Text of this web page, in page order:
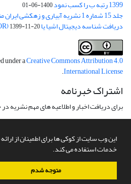
این وب سایت از کوکی ها برای اطمینان از
خدمات استفاده می کند.
متوجه شدم
1399 رتبه ب را کسب نمود 1400-06-01
جلد 15 شماره 1 نشریه آبیاری و زهکشی ایران منتشر شد
دریافت شناسه دیجیتال اشیا یا Digital Object Recognizer (DOR)1399-11-20
under aCreative Commons Attribution 4.0
International License
.
اشتراک خبرنامه
برای دریافت اخبار و اطلاعیه های مهم
سامانه مدیریت نشریات علمی.طراحی و پیاده